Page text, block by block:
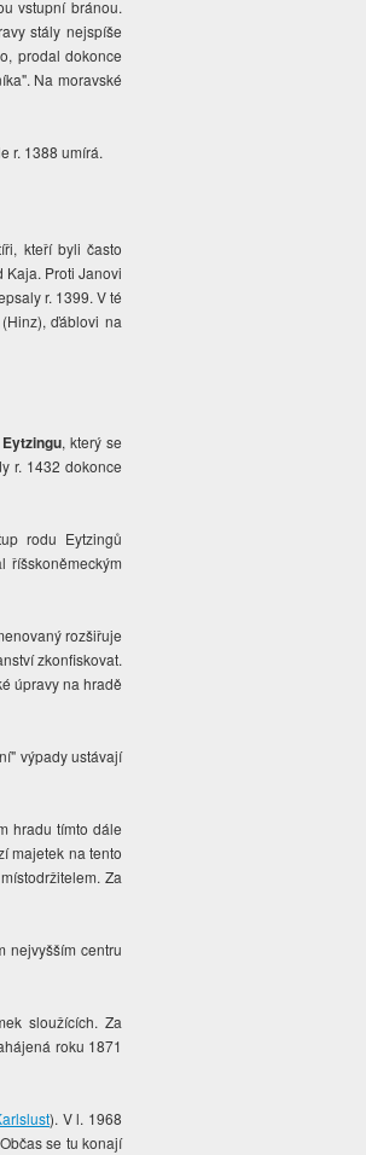
vstupní bránou.
stály nejspíše
prodal dokonce
Na moravské
r. 1388 umírá.
kteří byli často
Proti Janovi
r. 1399. V té
ďáblovi na
, který se
r. 1432 dokonce
rodu Eytzingů
říšskoněmeckým
rozšiřuje
zkonfiskovat.
úpravy na hradě
výpady ustávají
hradu tímto dále
majetek na tento
Za
nejvyšším centru
sloužících. Za
roku 1871
). V l. 1968
se tu konají